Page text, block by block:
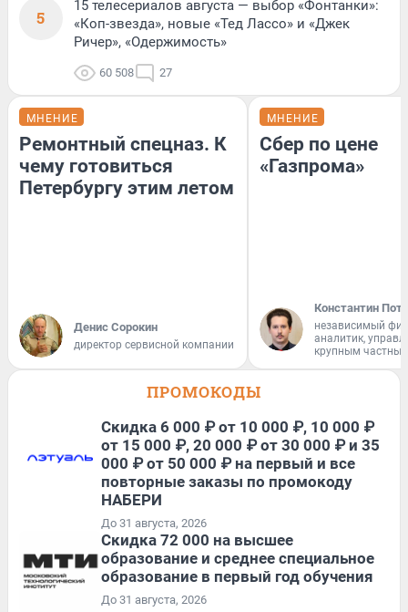
5
15 телесериалов августа — выбор «Фонтанки»:
«Коп-звезда», новые «Тед Лассо» и «Джек
Ричер», «Одержимость»
60 508 27
МНЕНИЕ
Ремонтный спецназ. К
чему готовиться
Петербургу этим летом
Денис Сорокин
директор сервисной компании
МНЕНИЕ
Сбер по цене
«Газпрома»
Константин
независимый
аналитик,
крупным
ПРОМОКОДЫ
Скидка 6 000 ₽ от 10 000 ₽, 10 000 ₽
от 15 000 ₽, 20 000 ₽ от 30 000 ₽ и 35
000 ₽ от 50 000 ₽ на первый и все
повторные заказы по промокоду
НАБЕРИ
До 31 августа, 2026
Скидка 72 000 на высшее
образование и среднее специальное
образование в первый год обучения
До 31 августа, 2026